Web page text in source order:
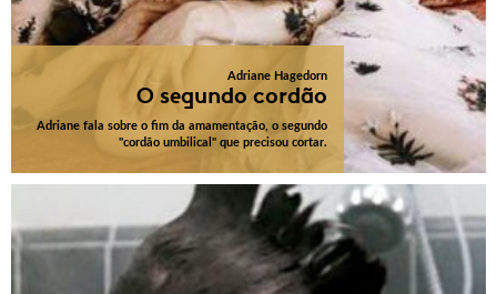
Adriane Hagedorn
O segundo cordão
Adriane fala sobre o fim da amamentação, o segundo
"cordão umbilical" que precisou cortar.